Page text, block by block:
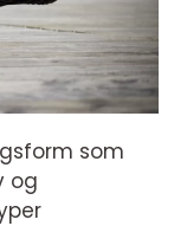
som
og